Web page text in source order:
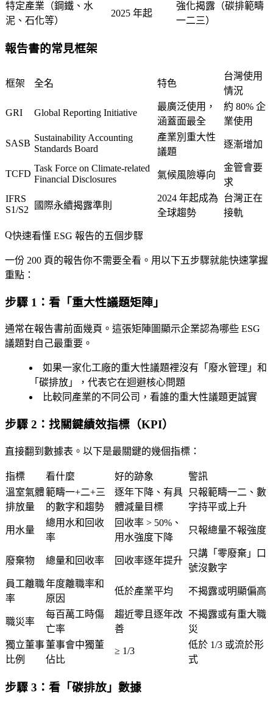
特定產業（鋼鐵、水
泥、石化等）
2025 年起
強化揭露（碳排範疇
一二三）
報告書的常見框架
框架 全名 特色
台灣使用
情況
GRI Global Reporting Initiative
最廣泛使用，
涵蓋面最全
約 80% 企
業使用
SASB
Sustainability Accounting
Standards Board
產業別重大性
議題
逐漸增加
TCFD
Task Force on Climate-related
Financial Disclosures
氣候風險導向
金管會要
求
IFRS
S1/S2
國際永續揭露準則
2024 年起成為
全球趨勢
台灣正在
接軌
快速看懂 ESG 報告的五個步驟
一份 200 頁的報告你不需要全看。用以下五步驟就能快速掌握
重點：
步驟 1：看「重大性議題矩陣」
通常在報告書前面幾頁。這張矩陣圖顯示企業認為哪些 ESG
議題對自己最重要。
如果一家化工廠的重大性議題裡沒有「廢水管理」和
「碳排放」，代表它在迴避核心問題
比較同產業的不同公司，看誰的重大性議題更誠實
步驟 2：找關鍵績效指標（KPI）
直接翻到數據表。以下是最關鍵的幾個指標：
指標 看什麼 好的跡象
警訊
溫室氣體
排放量
範疇一+二+三
的數字和趨勢
逐年下降、有具
體減量目標
只報範疇一二、數
字持平或上升
用水量
總用水和回收
率
回收率 > 50%、
用水強度下降
只報總量不報強度
廢棄物 總量和回收率 回收率逐年提升
只講「零廢棄」口
號沒數字
員工離職
率
年度離職率和
原因
低於產業平均 不揭露或明顯偏高
職災率
每百萬工時傷
亡率
趨近零且逐年改
善
不揭露或有重大職
災
獨立董事
比例
董事會中獨董
佔比
≥ 1/3
低於 1/3 或流於形
式
步驟 3：看「碳排放」數據